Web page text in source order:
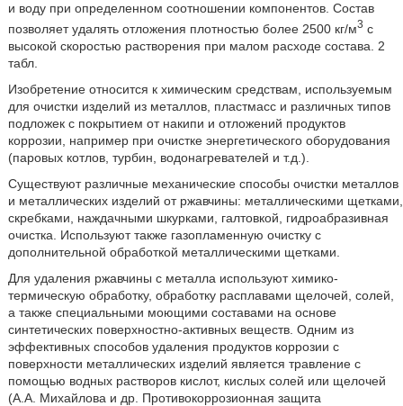
и воду при определенном соотношении компонентов. Состав
позволяет удалять отложения плотностью более 2500 кг/м3 с
высокой скоростью растворения при малом расходе состава. 2
табл.
Изобретение относится к химическим средствам, используемым
для очистки изделий из металлов, пластмасс и различных типов
подложек с покрытием от накипи и отложений продуктов
коррозии, например при очистке энергетического оборудования
(паровых котлов, турбин, водонагревателей и т.д.).
Существуют различные механические способы очистки металлов
и металлических изделий от ржавчины: металлическими щетками,
скребками, наждачными шкурками, галтовкой, гидроабразивная
очистка. Используют также газопламенную очистку с
дополнительной обработкой металлическими щетками.
Для удаления ржавчины с металла используют химико-
термическую обработку, обработку расплавами щелочей, солей,
а также специальными моющими составами на основе
синтетических поверхностно-активных веществ. Одним из
эффективных способов удаления продуктов коррозии с
поверхности металлических изделий является травление с
помощью водных растворов кислот, кислых солей или щелочей
(А.А. Михайлова и др. Противокоррозионная защита